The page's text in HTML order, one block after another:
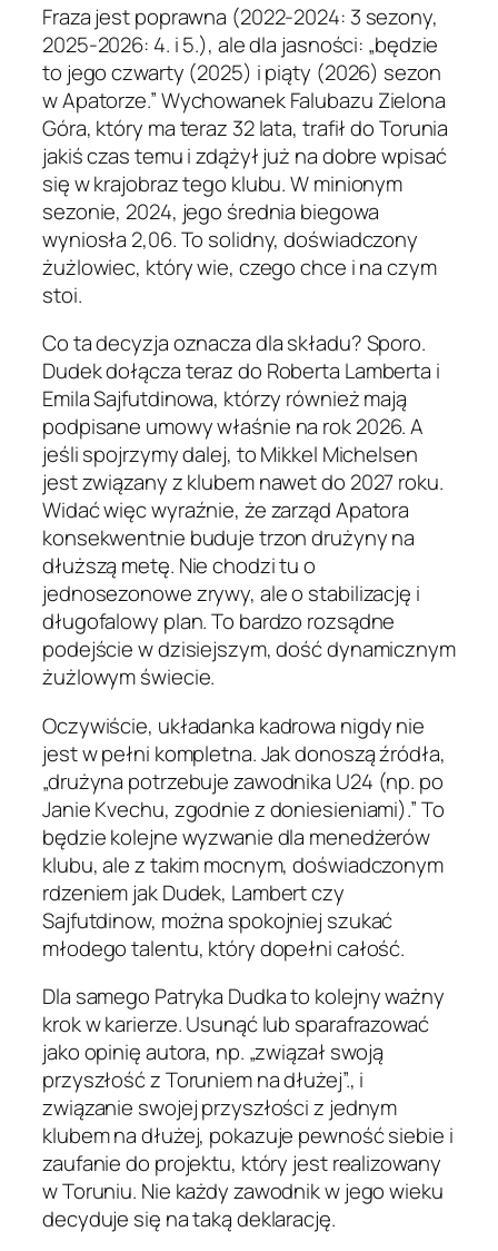
Fraza jest poprawna (2022-2024: 3 sezony,
2025-2026: 4. i 5.), ale dla jasności: „będzie
to jego czwarty (2025) i piąty (2026) sezon
w Apatorze.” Wychowanek Falubazu Zielona
Góra, który ma teraz 32 lata, trafił do Torunia
jakiś czas temu i zdążył już na dobre wpisać
się w krajobraz tego klubu. W minionym
sezonie, 2024, jego średnia biegowa
wyniosła 2,06. To solidny, doświadczony
żużlowiec, który wie, czego chce i na czym
stoi.
Co ta decyzja oznacza dla składu? Sporo.
Dudek dołącza teraz do Roberta Lamberta i
Emila Sajfutdinowa, którzy również mają
podpisane umowy właśnie na rok 2026. A
jeśli spojrzymy dalej, to Mikkel Michelsen
jest związany z klubem nawet do 2027 roku.
Widać więc wyraźnie, że zarząd Apatora
konsekwentnie buduje trzon drużyny na
dłuższą metę. Nie chodzi tu o
jednosezonowe zrywy, ale o stabilizację i
długofalowy plan. To bardzo rozsądne
podejście w dzisiejszym, dość dynamicznym
żużlowym świecie.
Oczywiście, układanka kadrowa nigdy nie
jest w pełni kompletna. Jak donoszą źródła,
„drużyna potrzebuje zawodnika U24 (np. po
Janie Kvechu, zgodnie z doniesieniami).” To
będzie kolejne wyzwanie dla menedżerów
klubu, ale z takim mocnym, doświadczonym
rdzeniem jak Dudek, Lambert czy
Sajfutdinow, można spokojniej szukać
młodego talentu, który dopełni całość.
Dla samego Patryka Dudka to kolejny ważny
krok w karierze. Usunąć lub sparafrazować
jako opinię autora, np. „związał swoją
przyszłość z Toruniem na dłużej”., i
związanie swojej przyszłości z jednym
klubem na dłużej, pokazuje pewność siebie i
zaufanie do projektu, który jest realizowany
w Toruniu. Nie każdy zawodnik w jego wieku
decyduje się na taką deklarację.